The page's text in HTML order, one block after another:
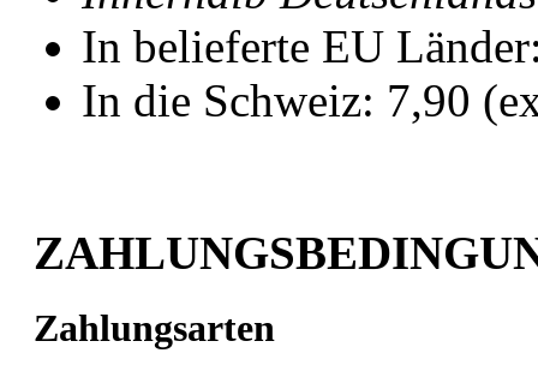
In belieferte EU
In die Schweiz: 7,90
Zahlungsarten